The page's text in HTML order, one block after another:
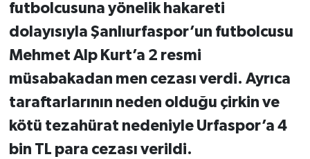
futbolcusuna yönelik hakareti
dolayısıyla Şanlıurfaspor’un futbolcusu
Mehmet Alp Kurt’a 2 resmi
müsabakadan men cezası verdi. Ayrıca
taraftarlarının neden olduğu çirkin ve
kötü tezahürat nedeniyle Urfaspor’a 4
bin TL para cezası verildi.